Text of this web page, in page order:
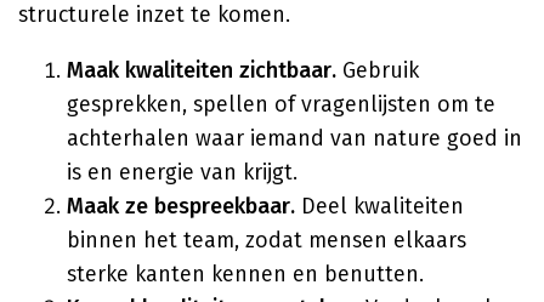
structurele inzet te komen.
Maak kwaliteiten zichtbaar. Gebruik
gesprekken, spellen of vragenlijsten om te
achterhalen waar iemand van nature goed in
is en energie van krijgt.
Maak ze bespreekbaar. Deel kwaliteiten
binnen het team, zodat mensen elkaars
sterke kanten kennen en benutten.